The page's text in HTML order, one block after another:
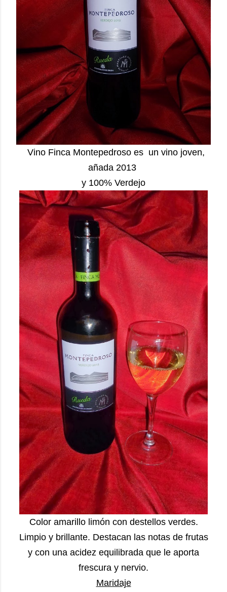
Vino Finca Montepedroso es un vino joven,
añada 2013
y 100% Verdejo
Color amarillo limón con destellos verdes.
Limpio y brillante. Destacan las notas de frutas
y con una acidez equilibrada que le aporta
frescura y nervio.
Maridaje